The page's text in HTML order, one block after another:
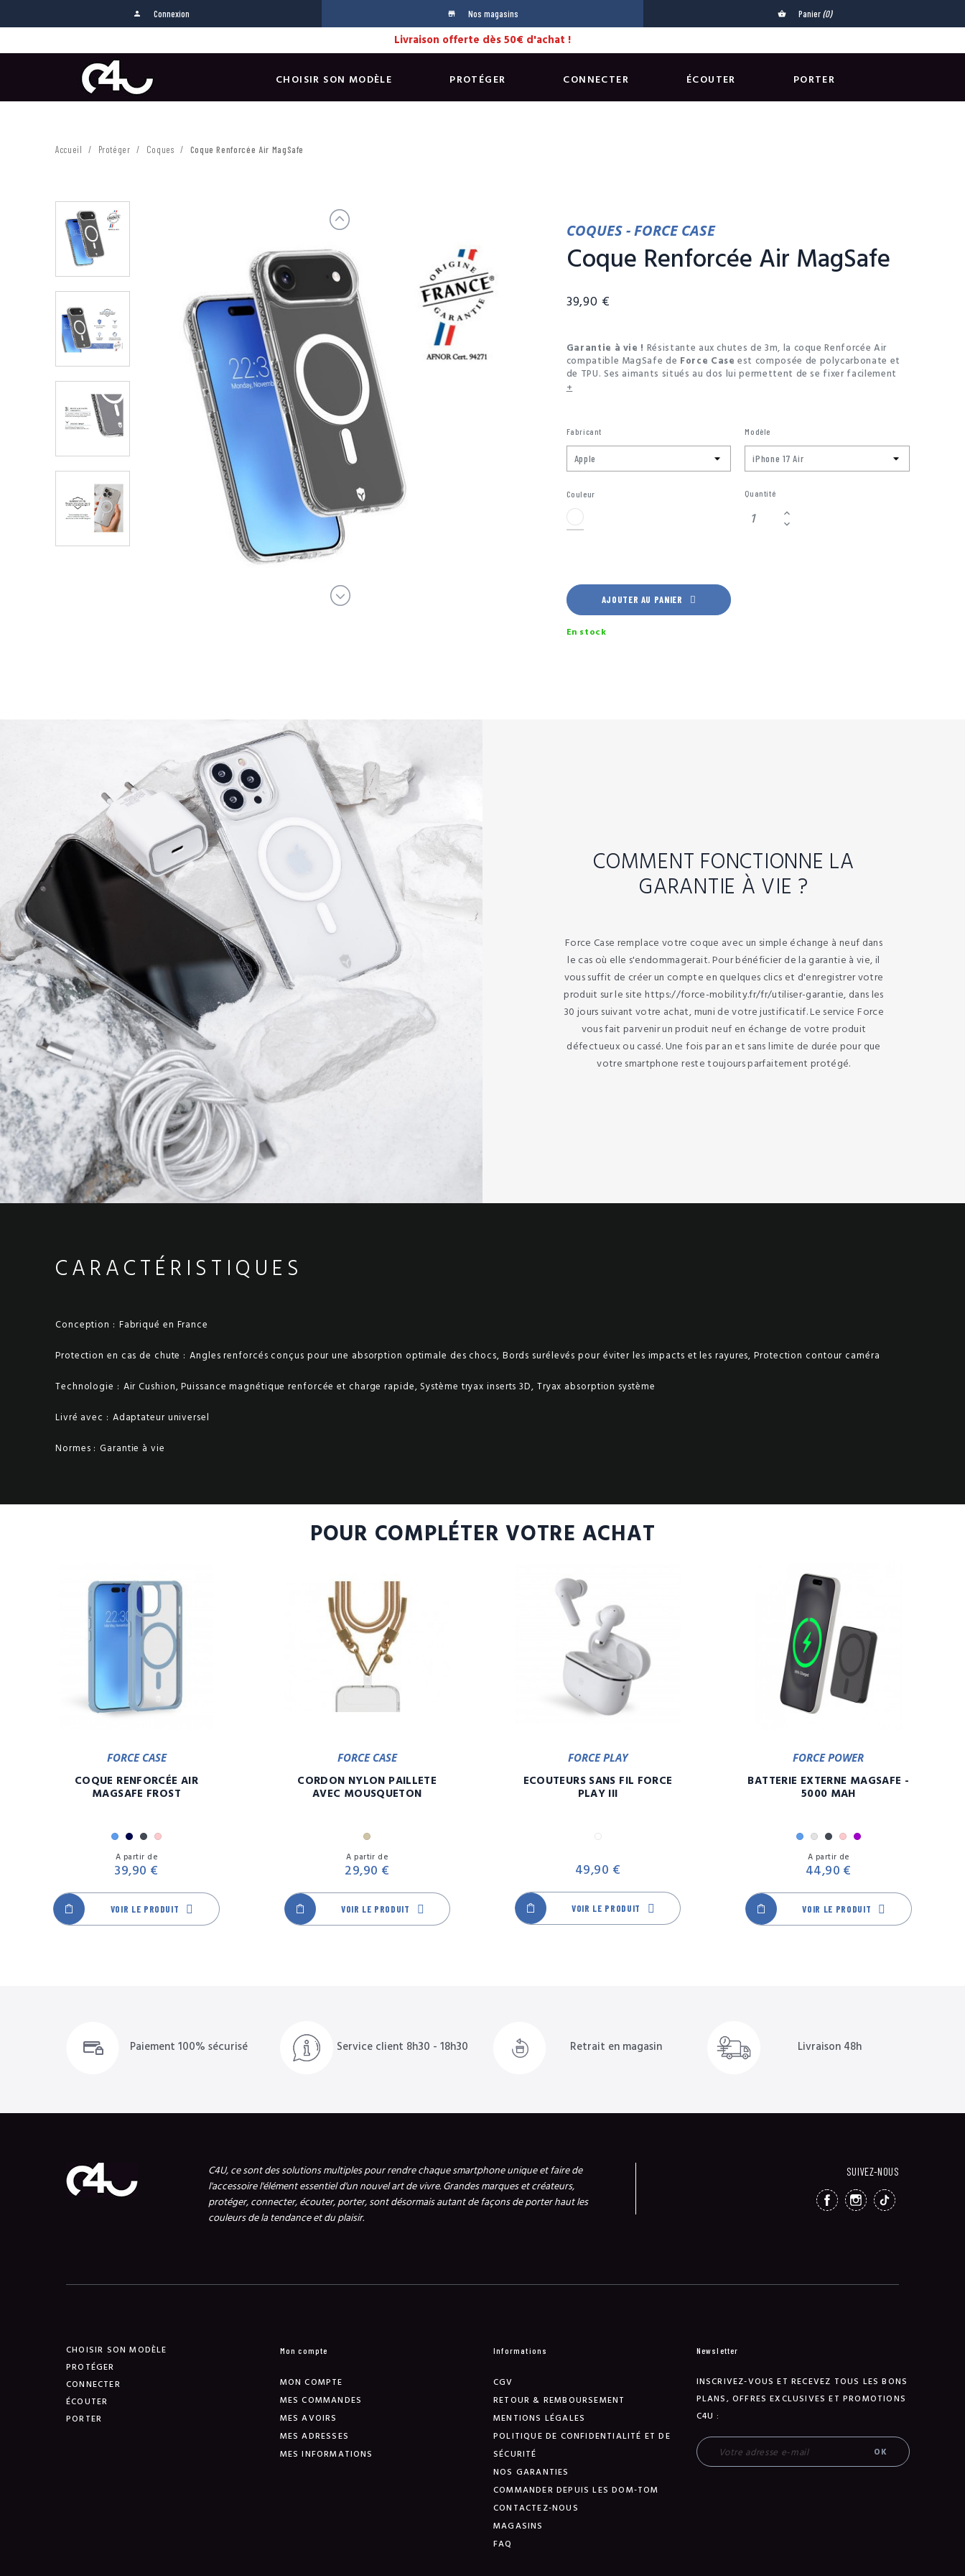
person Connexion store Nos magasins shopping_basket Panier (0)
Livraison offerte dès 50€ d'achat !
CHOISIR SON MODÈLE PROTÉGER CONNECTER ÉCOUTER PORTER
Accueil Protéger Coques Coque Renforcée Air MagSafe
COQUES - FORCE CASE
Coque Renforcée Air MagSafe
39,90 €
Garantie à vie ! Résistante aux chutes de 3m, la coque Renforcée Air
compatible MagSafe de Force Case est composée de polycarbonate et
de TPU. Ses aimants situés au dos lui permettent de se fixer facilement
sur des appareils conçus pour MagSafe.
Fabriquée à partir d'un alliage de polymère traité contre le jaunissement,
+
Fabricant Modèle
Couleur
Transparent
Quantité
AJOUTER AU PANIER
En stock
COMMENT FONCTIONNE LA
GARANTIE À VIE ?
Force Case remplace votre coque avec un simple échange à neuf dans
le cas où elle s'endommagerait. Pour bénéficier de la garantie à vie, il
vous suffit de créer un compte en quelques clics et d'enregistrer votre
produit sur le site https://force-mobility.fr/fr/utiliser-garantie, dans les
30 jours suivant votre achat, muni de votre justificatif. Le service Force
vous fait parvenir un produit neuf en échange de votre produit
défectueux ou cassé. Une fois par an et sans limite de durée pour que
votre smartphone reste toujours parfaitement protégé.
CARACTÉRISTIQUES
Conception : Fabriqué en France
Protection en cas de chute : Angles renforcés conçus pour une absorption optimale des chocs, Bords surélevés pour éviter les impacts et les rayures, Protection contour caméra
Technologie : Air Cushion, Puissance magnétique renforcée et charge rapide, Système tryax inserts 3D, Tryax absorption système
Livré avec : Adaptateur universel
Normes : Garantie à vie
POUR COMPLÉTER VOTRE ACHAT
FORCE CASE
COQUE RENFORCÉE AIR
MAGSAFE FROST
BleuMarine
NoirRose
A partir de
39,90 €
VOIR LE PRODUIT
FORCE CASE
CORDON NYLON PAILLETE
AVEC MOUSQUETON
Or
A partir de
29,90 €
VOIR LE PRODUIT
FORCE PLAY
ECOUTEURS SANS FIL FORCE
PLAY III
Blanc
49,90 €
VOIR LE PRODUIT
FORCE POWER
BATTERIE EXTERNE MAGSAFE -
5000 MAH
BleuGrisNoirRoseViolet
A partir de
44,90 €
VOIR LE PRODUIT
Paiement 100% sécurisé Service client 8h30 - 18h30 Retrait en magasin Livraison 48h
C4U, ce sont des solutions multiples pour rendre chaque smartphone unique et faire de
l'accessoire l'élément essentiel d'un nouvel art de vivre. Grandes marques et créateurs,
protéger, connecter, écouter, porter, sont désormais autant de façons de porter haut les
couleurs de la tendance et du plaisir.
SUIVEZ-NOUS
FACEBOOKINSTAGRAM
TIKTOK
CHOISIR SON MODÈLE
PROTÉGER
CONNECTER
ÉCOUTER
PORTER
Mon compte
MON COMPTE
MES COMMANDES
MES AVOIRS
MES ADRESSES
MES INFORMATIONS
Informations
CGV
RETOUR & REMBOURSEMENT
MENTIONS LÉGALES
POLITIQUE DE CONFIDENTIALITÉ ET DE
SÉCURITÉ
NOS GARANTIES
COMMANDER DEPUIS LES DOM-TOM
CONTACTEZ-NOUS
MAGASINS
FAQ
Newsletter
INSCRIVEZ-VOUS ET RECEVEZ TOUS LES BONS
PLANS, OFFRES EXCLUSIVES ET PROMOTIONS
C4U :